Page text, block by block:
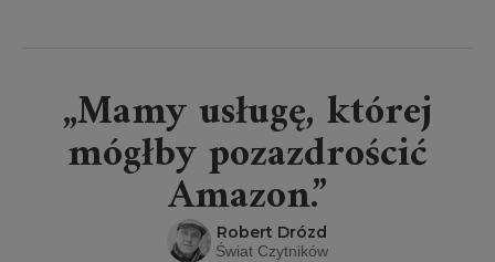
„Mamy usługę, której
mógłby pozazdrościć
Amazon.”
Robert Drózd
Świat Czytników